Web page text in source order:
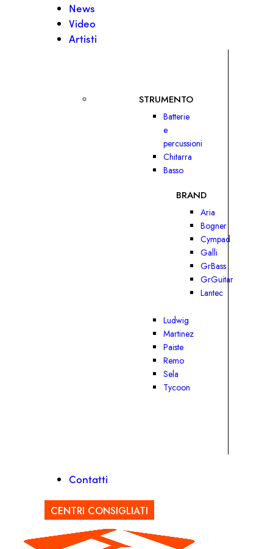
News
Video
Artisti
STRUMENTO
Batterie
e
percussioni
Chitarra
Basso
BRAND
Aria
Bogner
Cympad
Galli
GrBass
GrGuitar
Lantec
Ludwig
Martinez
Paiste
Remo
Sela
Tycoon
Contatti
CENTRI CONSIGLIATI